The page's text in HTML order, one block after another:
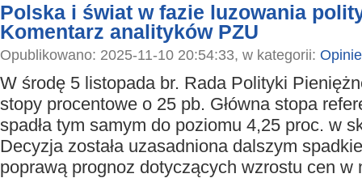
Polska i świat w fazie luzowania
Komentarz analityków PZU
Opublikowano: 2025-11-10 20:54:33, w kategorii: Opinie
W środę 5 listopada br. Rada Polityki
stopy procentowe o 25 pb. Główna stopa
spadła tym samym do poziomu 4,25 proc. w
Decyzja została uzasadniona dalszym
poprawą prognoz dotyczących wzrostu cen w